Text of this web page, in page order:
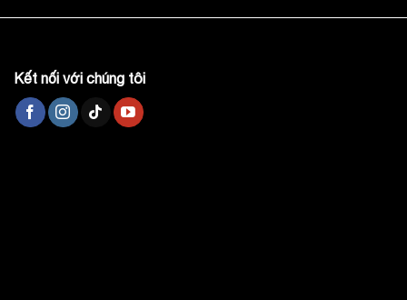
Kết nối với chúng tôi